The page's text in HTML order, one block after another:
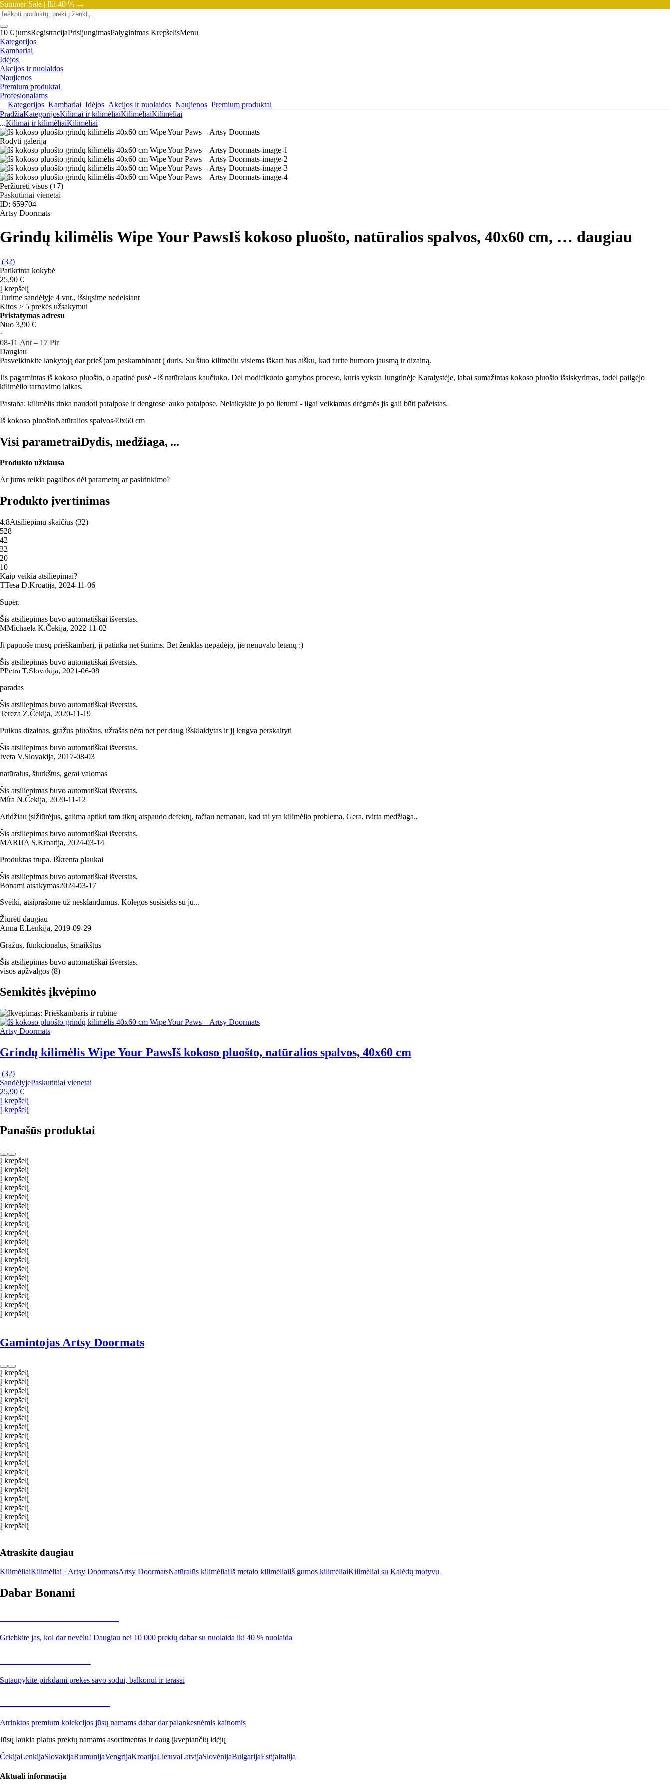
Summer Sale | Iki 40 % →
10 € jumsRegistracijaPrisijungimasPalyginimas KrepšelisMenu
Kategorijos
Kambariai
Idėjos
Akcijos ir nuolaidos
Naujienos
Premium produktai
Profesionalams
Kategorijos Kambariai Idėjos Akcijos ir nuolaidos Naujienos Premium produktai
PradžiaKategorijosKilimai ir kilimėliaiKilimėliaiKilimėliai
...Kilimai ir kilimėliaiKilimėliai
Rodyti galeriją
Peržiūrėti visus (+7)
Paskutiniai vienetai
ID: 659704
Artsy Doormats
Grindų kilimėlis Wipe Your PawsIš kokoso pluošto, natūralios spalvos, 40x60 cm, … daugiau
(32)
Patikrinta kokybė
25,90 €
Į krepšelį
Turime sandėlyje 4 vnt., išsiųsime nedelsiant
Kitos > 5 prekės užsakymui
Pristatymas adresu
Nuo 3,90 €
·
08‑11 Ant – 17 Pir
Daugiau
Pasveikinkite lankytoją dar prieš jam paskambinant į duris. Su šiuo kilimėliu visiems iškart bus aišku, kad turite humoro jausmą ir dizainą.
Jis pagamintas iš kokoso pluošto, o apatinė pusė - iš natūralaus kaučiuko. Dėl modifikuoto gamybos proceso, kuris vyksta Jungtinėje Karalystėje, labai sumažintas kokoso pluošto išsiskyrimas, todėl pailgėjo
kilimėlio tarnavimo laikas.
Pastaba: kilimėlis tinka naudoti patalpose ir dengtose lauko patalpose. Nelaikykite jo po lietumi - ilgai veikiamas drėgmės jis gali būti pažeistas.
Iš kokoso pluoštoNatūralios spalvos40x60 cm
Visi parametraiDydis, medžiaga, ...
Produkto užklausa
Ar jums reikia pagalbos dėl parametrų ar pasirinkimo?
Produkto įvertinimas
4.8Atsiliepimų skaičius (32)
528
42
32
20
10
Kaip veikia atsiliepimai?
TTesa D.Kroatija, 2024‑11‑06
Super.
Šis atsiliepimas buvo automatiškai išverstas.
MMichaela K.Čekija, 2022‑11‑02
Ji papuošė mūsų prieškambarį, ji patinka net šunims. Bet ženklas nepadėjo, jie nenuvalo letenų :)
Šis atsiliepimas buvo automatiškai išverstas.
PPetra T.Slovakija, 2021‑06‑08
paradas
Šis atsiliepimas buvo automatiškai išverstas.
Tereza Z.Čekija, 2020‑11‑19
Puikus dizainas, gražus pluoštas, užrašas nėra net per daug išsklaidytas ir jį lengva perskaityti
Šis atsiliepimas buvo automatiškai išverstas.
Iveta V.Slovakija, 2017‑08‑03
natūralus, šiurkštus, gerai valomas
Šis atsiliepimas buvo automatiškai išverstas.
Míra N.Čekija, 2020‑11‑12
Atidžiau įsižiūrėjus, galima aptikti tam tikrų atspaudo defektų, tačiau nemanau, kad tai yra kilimėlio problema. Gera, tvirta medžiaga..
Šis atsiliepimas buvo automatiškai išverstas.
MARIJA S.Kroatija, 2024‑03‑14
Produktas trupa. Iškrenta plaukai
Šis atsiliepimas buvo automatiškai išverstas.
Bonami atsakymas2024‑03‑17
Sveiki, atsiprašome už nesklandumus. Kolegos susisieks su ju...
Žiūrėti daugiau
Anna E.Lenkija, 2019‑09‑29
Gražus, funkcionalus, šmaikštus
Šis atsiliepimas buvo automatiškai išverstas.
visos apžvalgos (8)
Semkitės įkvėpimo
Artsy Doormats
Grindų kilimėlis Wipe Your PawsIš kokoso pluošto, natūralios spalvos, 40x60 cm
(32)
SandėlyjePaskutiniai vienetai
25,90 €
Į krepšelį
Į krepšelį
Panašūs produktai
Į krepšelį
Į krepšelį
Į krepšelį
Į krepšelį
Į krepšelį
Į krepšelį
Į krepšelį
Į krepšelį
Į krepšelį
Į krepšelį
Į krepšelį
Į krepšelį
Į krepšelį
Į krepšelį
Į krepšelį
Į krepšelį
Į krepšelį
Į krepšelį
Gamintojas Artsy Doormats
Į krepšelį
Į krepšelį
Į krepšelį
Į krepšelį
Į krepšelį
Į krepšelį
Į krepšelį
Į krepšelį
Į krepšelį
Į krepšelį
Į krepšelį
Į krepšelį
Į krepšelį
Į krepšelį
Į krepšelį
Į krepšelį
Į krepšelį
Į krepšelį
Atraskite daugiau
KilimėliaiKilimėliai · Artsy DoormatsArtsy DoormatsNatūralūs kilimėliaiIš metalo kilimėliaiIš gumos kilimėliaiKilimėliai su Kalėdų motyvu
Dabar Bonami
Griebkite jas, kol dar nevėlu! Daugiau nei 10 000 prekių dabar su nuolaida iki 40 % nuolaida
Sutaupykite pirkdami prekes savo sodui, balkonui ir terasai
Atrinktos premium kolekcijos jūsų namams dabar dar palankesnėmis kainomis
Jūsų laukia platus prekių namams asortimentas ir daug įkvepiančių idėjų
ČekijaLenkijaSlovakijaRumunijaVengrijaKroatijaLietuvaLatvijaSlovėnijaBulgarijaEstijaItalija
Aktuali informacija